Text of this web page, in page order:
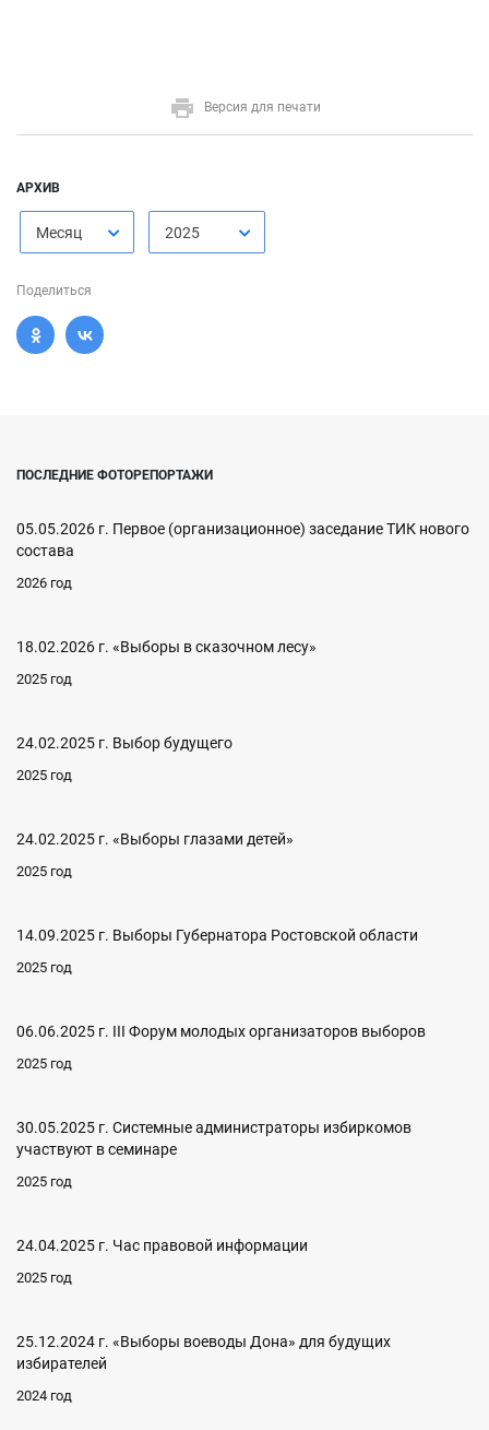
Версия для печати
АРХИВ
Месяц 2025
Поделиться
ПОСЛЕДНИЕ ФОТОРЕПОРТАЖИ
05.05.2026 г. Первое (организационное) заседание ТИК нового
состава
2026 год
18.02.2026 г. «Выборы в сказочном лесу»
2025 год
24.02.2025 г. Выбор будущего
2025 год
24.02.2025 г. «Выборы глазами детей»
2025 год
14.09.2025 г. Выборы Губернатора Ростовской области
2025 год
06.06.2025 г. III Форум молодых организаторов выборов
2025 год
30.05.2025 г. Системные администраторы избиркомов
участвуют в семинаре
2025 год
24.04.2025 г. Час правовой информации
2025 год
25.12.2024 г. «Выборы воеводы Дона» для будущих
избирателей
2024 год